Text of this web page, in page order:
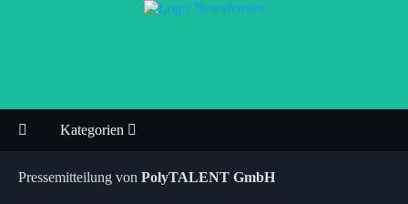
Kategorien
Pressemitteilung von PolyTALENT GmbH